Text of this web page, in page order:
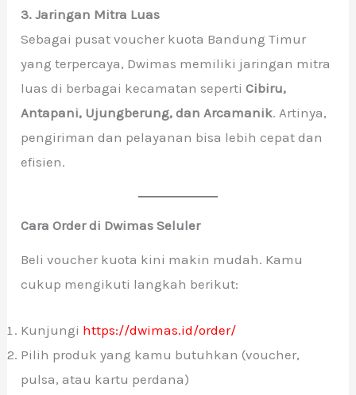
3. Jaringan Mitra Luas
Sebagai pusat voucher kuota Bandung Timur
yang terpercaya, Dwimas memiliki jaringan mitra
luas di berbagai kecamatan sepertiCibiru,
Antapani, Ujungberung, dan Arcamanik. Artinya,
pengiriman dan pelayanan bisa lebih cepat dan
efisien.
Cara Order di Dwimas Seluler
Beli voucher kuota kini makin mudah. Kamu
cukup mengikuti langkah berikut:
Kunjungi https://dwimas.id/order/
Pilih produk yang kamu butuhkan (voucher,
pulsa, atau kartu perdana)